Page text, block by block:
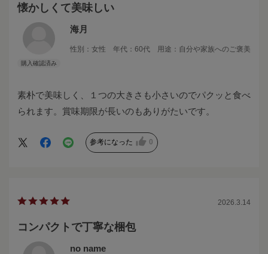
懐かしくて美味しい
海月
性別： 女性 年代： 60代 用途： 自分や家族へのご褒美
素朴で美味しく、１つの大きさも小さいのでパクッと食べ
られます。賞味期限が長いのもありがたいです。
参考になった 0
2026.3.14
コンパクトで丁寧な梱包
no name